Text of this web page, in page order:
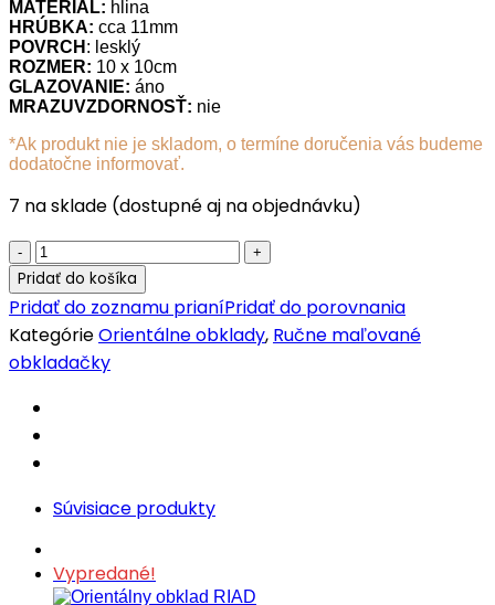
MATERIÁL: hlina
HRÚBKA: cca 11mm
POVRCH : lesklý
ROZMER: 10 x 10cm
GLAZOVANIE: áno
MRAZUVZDORNOSŤ: nie
*Ak produkt nie je skladom, o termíne doručenia vás budeme
dodatočne informovať.
7 na sklade (dostupné aj na objednávku)
Ručne
maľovaný
obklad
Aisha
quantity
Pridať do košíka
Pridať do zoznamu prianíPridať do porovnania
KategórieOrientálne obklady, Ručne maľované
obkladačky
Súvisiace produkty
Vypredané!